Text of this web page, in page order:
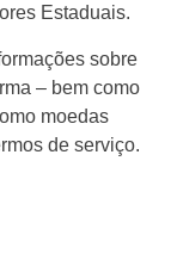
Estaduais.
sobre
– bem como
moedas
de serviço.